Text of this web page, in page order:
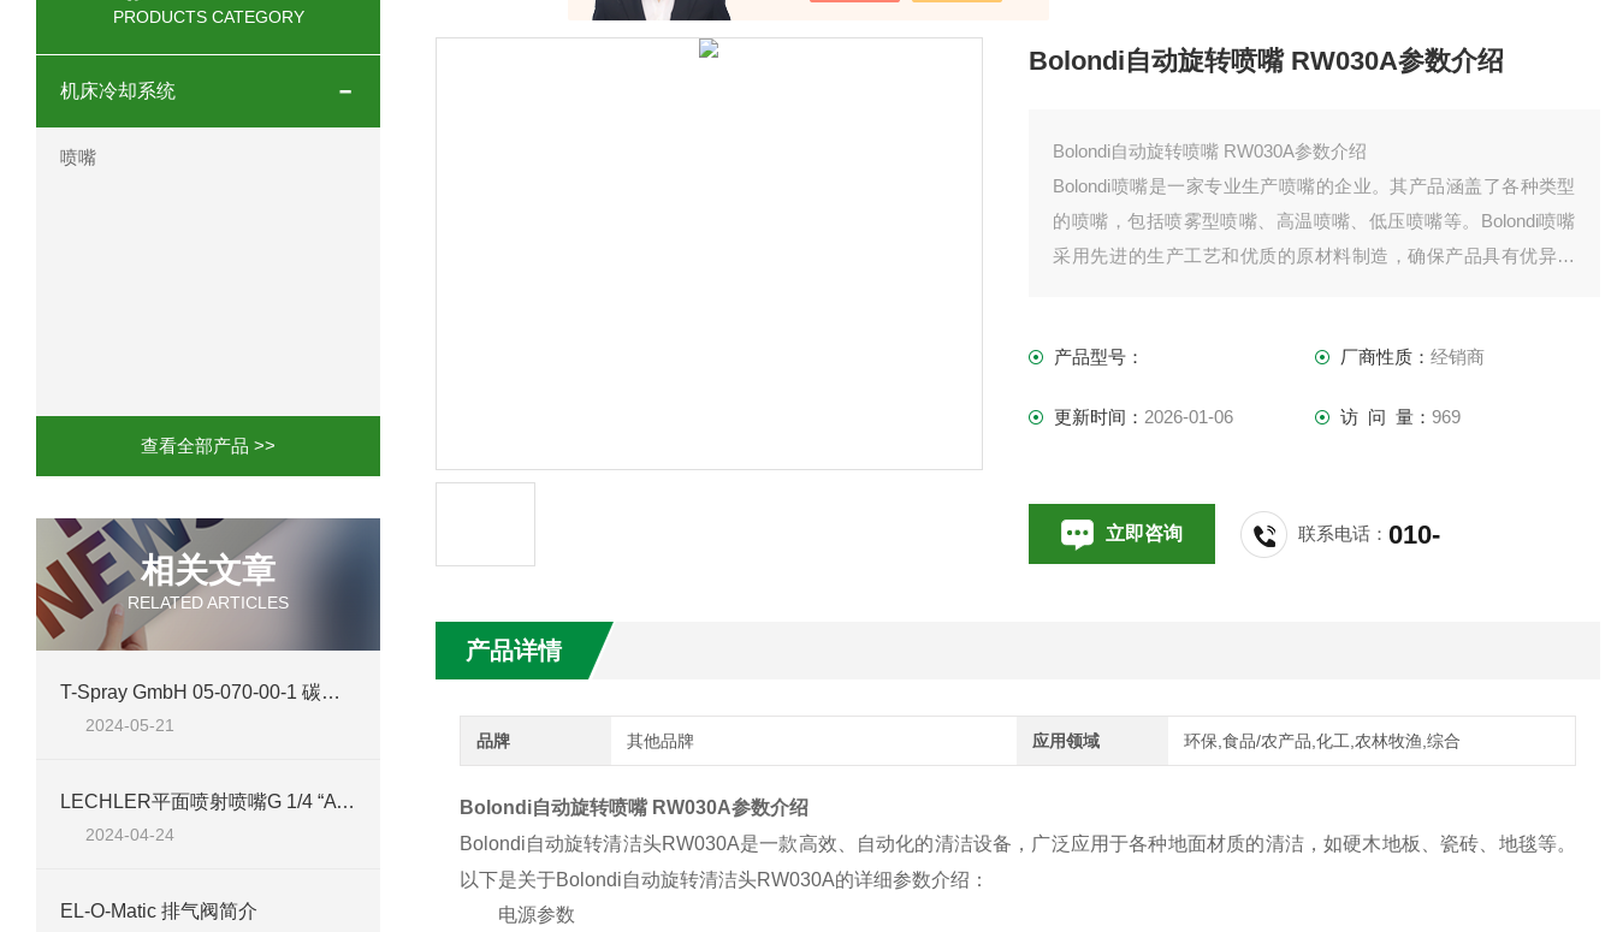
OEMER三相同步电机MTES 160MA/2参数及应用
OEMER电机QLS 180M环保农业领域应用
mini motor电机MC230P3T 20- B参数特点介绍
AC-motoren交流电机FCA 132S-4/PHE参数介绍
AC-motoren交流电机ACM 160M-4参数介绍
AC-MOTOREN电机FCPA 71B-2参数介绍
PRODUCTS CATEGORY
机床冷却系统
喷嘴
查看全部产品 >>
相关文章
RELATED ARTICLES
T-Spray GmbH 05-070-00-1 碳化硼喷嘴案例分析
2024-05-21
LECHLER平面喷射喷嘴G 1/4 “A 600.130.56.A参数
2024-04-24
EL-O-Matic 排气阀简介
Bolondi自动旋转喷嘴 RW030A参数介绍
Bolondi自动旋转喷嘴 RW030A参数介绍
Bolondi喷嘴是一家专业生产喷嘴的企业。其产品涵盖了各种类型
的喷嘴，包括喷雾型喷嘴、高温喷嘴、低压喷嘴等。Bolondi喷嘴
采用先进的生产工艺和优质的原材料制造，确保产品具有优异的
产品型号： 厂商性质： 经销商
更新时间： 2026-01-06 访 问 量： 969
立即咨询 联系电话：010-
产品详情
品牌 其他品牌 应用领域 环保,食品/农产品,化工,农林牧渔,综合
Bolondi自动旋转喷嘴 RW030A参数介绍
Bolondi自动旋转清洁头RW030A是一款高效、自动化的清洁设备，广泛应用于各种地面材质的清洁，如硬木地板、瓷砖、地毯等。
以下是关于Bolondi自动旋转清洁头RW030A的详细参数介绍：
电源参数